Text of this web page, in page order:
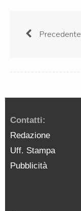
Precedente
Contatti:
Redazione
Uff. Stampa
Pubblicità